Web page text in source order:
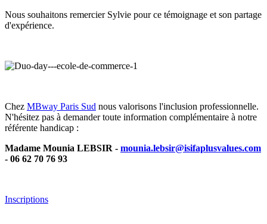
Nous souhaitons remercier Sylvie pour ce témoignage et son partage
d'expérience.
Chez MBway Paris Sud nous valorisons l'inclusion professionnelle.
N'hésitez pas à demander toute information complémentaire à notre
référente handicap :
Madame Mounia LEBSIR - mounia.lebsir@isifaplusvalues.com
- 06 62 70 76 93
Inscriptions